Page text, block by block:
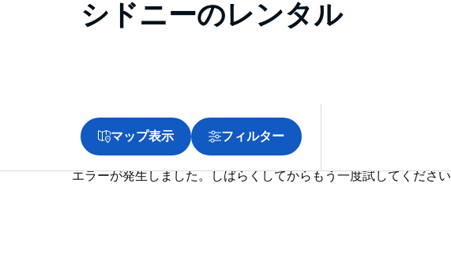
シドニーのレンタル
マップ表示 フィルター
エラーが発生しました。しばらくしてからもう一度試してください